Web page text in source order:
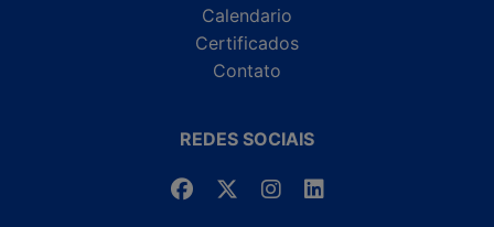
Calendario
Certificados
Contato
REDES SOCIAIS